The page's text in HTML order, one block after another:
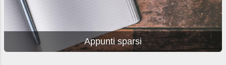
Appunti sparsi